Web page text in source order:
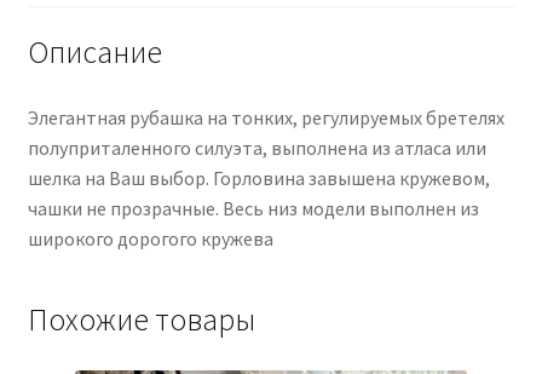
Описание
Элегантная рубашка на тонких, регулируемых бретелях
полуприталенного силуэта, выполнена из атласа или
шелка на Ваш выбор. Горловина завышена кружевом,
чашки не прозрачные. Весь низ модели выполнен из
широкого дорогого кружева
Похожие товары